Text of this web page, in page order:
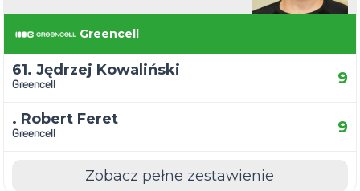
Greencell
61. Jędrzej Kowaliński
Greencell 9
. Robert Feret
Greencell 9
Zobacz pełne zestawienie